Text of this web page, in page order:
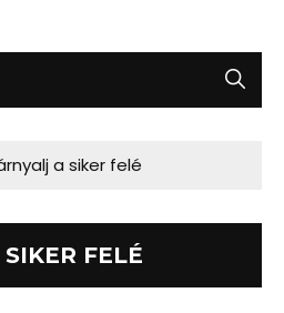
a siker felé
FELÉ